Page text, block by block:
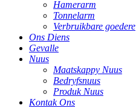
Hamerarm
Tonnelarm
Verbruikbare goedere
Ons Diens
Gevalle
Nuus
Maatskappy Nuus
Bedryfsnuus
Produk Nuus
Kontak Ons